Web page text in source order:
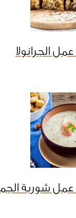
الجرانولا
شوربة